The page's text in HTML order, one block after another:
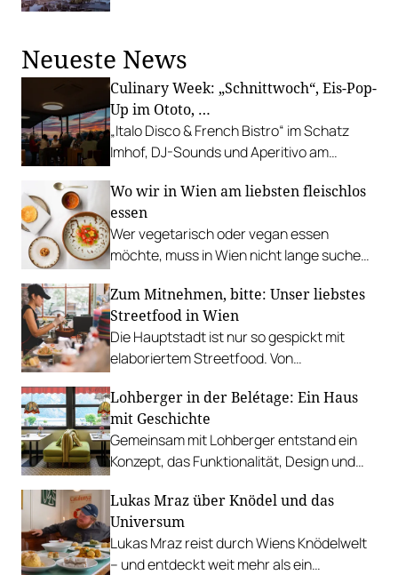
Neueste News
Culinary Week: „Schnittwoch“, Eis-Pop-
Up im Ototo, …
„Italo Disco & French Bistro“ im Schatz
Imhof, DJ-Sounds und Aperitivo am
Palme, „Fridays for Furmint“ u. v. m.
Wo wir in Wien am liebsten fleischlos
essen
Wer vegetarisch oder vegan essen
möchte, muss in Wien nicht lange suchen.
besonders.
Zum Mitnehmen, bitte: Unser liebstes
Streetfood in Wien
Die Hauptstadt ist nur so gespickt mit
elaboriertem Streetfood. Von
Tacos bis hin zu syrischer Marktküche.
Lohberger in der Belétage: Ein Haus
mit Geschichte
Gemeinsam mit Lohberger entstand ein
Konzept, das Funktionalität, Design und
Lukas Mraz über Knödel und das
Universum
Lukas Mraz reist durch Wiens Knödelwelt
– und entdeckt weit mehr als ein